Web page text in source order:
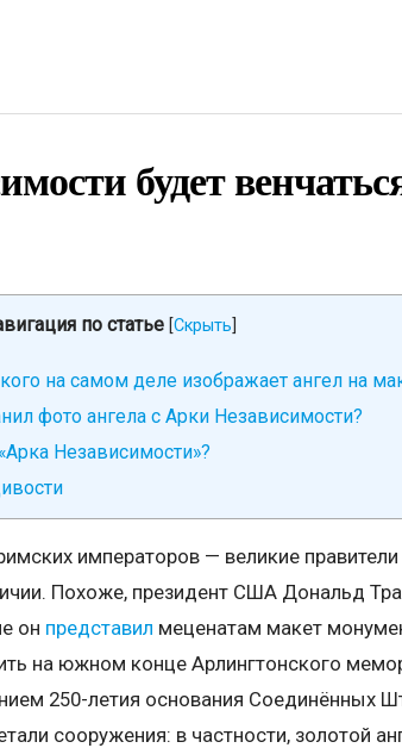
будет
по статье [Скрыть
на самом деле изображает ангел на
фото ангела с Арки Независимости?
Независимости»?
императоров — великие
Похоже, президент США Дональд
он представил меценатам макет
на южном конце Арлингтонского
250-летия основания Соединённых
сооружения: в частности, золотой